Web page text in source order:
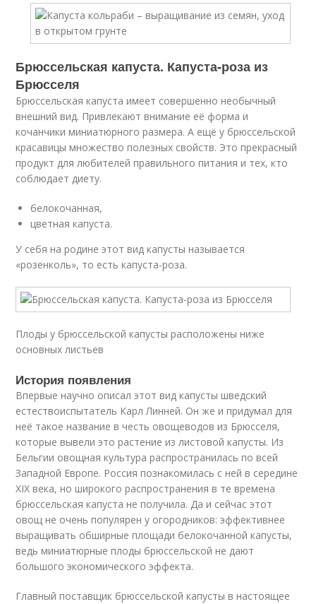
Брюссельская капуста. Капуста-роза из
Брюсселя
Брюссельская капуста имеет совершенно необычный
внешний вид. Привлекают внимание её форма и
кочанчики миниатюрного размера. А ещё у брюссельской
красавицы множество полезных свойств. Это прекрасный
продукт для любителей правильного питания и тех, кто
соблюдает диету.
белокочанная,
цветная капуста.
У себя на родине этот вид капусты называется
«розенколь», то есть капуста-роза.
Плоды у брюссельской капусты расположены ниже
основных листьев
История появления
Впервые научно описал этот вид капусты шведский
естествоиспытатель Карл Линней. Он же и придумал для
неё такое название в честь овощеводов из Брюсселя,
которые вывели это растение из листовой капусты. Из
Бельгии овощная культура распространилась по всей
Западной Европе. Россия познакомилась с ней в середине
XIX века, но широкого распространения в те времена
брюссельская капуста не получила. Да и сейчас этот
овощ не очень популярен у огородников: эффективнее
выращивать обширные площади белокочанной капусты,
ведь миниатюрные плоды брюссельской не дают
большого экономического эффекта.
Главный поставщик брюссельской капусты в настоящее